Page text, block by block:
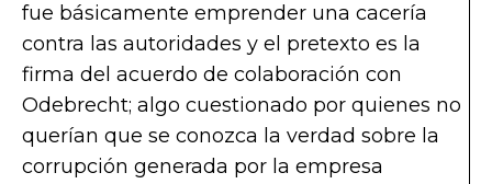
fue básicamente emprender una cacería
contra las autoridades y el pretexto es la
firma del acuerdo de colaboración con
Odebrecht; algo cuestionado por quienes no
querían que se conozca la verdad sobre la
corrupción generada por la empresa